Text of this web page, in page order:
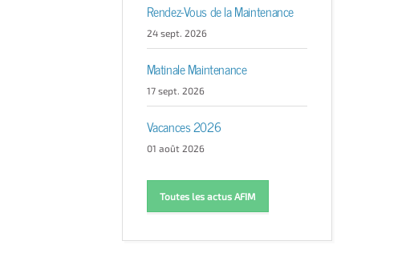
Rendez-Vous de la Maintenance
24 sept. 2026
Matinale Maintenance
17 sept. 2026
Vacances 2026
01 août 2026
Toutes les actus AFIM